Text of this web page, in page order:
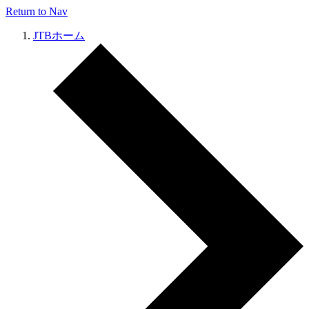
Return to Nav
JTBホーム